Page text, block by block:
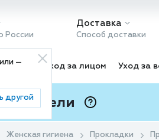
России
—
другой
Доставка
Способ доставки
Уход за лицом Уход за
с Подели
Женская гигиена Прокладки